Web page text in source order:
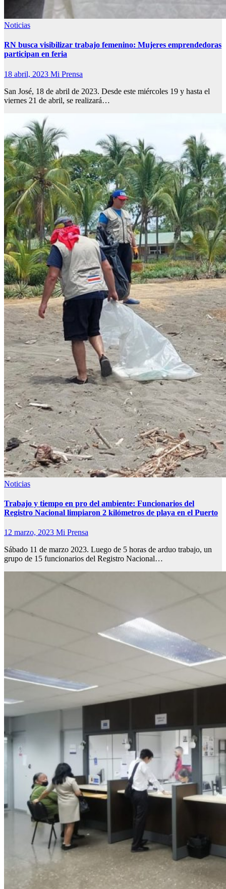
Noticias
RN busca visibilizar trabajo femenino: Mujeres emprendedoras
participan en feria
18 abril, 2023 Mi Prensa
San José, 18 de abril de 2023. Desde este miércoles 19 y hasta el
viernes 21 de abril, se realizará…
Noticias
Trabajo y tiempo en pro del ambiente: Funcionarios del
Registro Nacional limpiaron 2 kilómetros de playa en el Puerto
12 marzo, 2023 Mi Prensa
Sábado 11 de marzo 2023. Luego de 5 horas de arduo trabajo, un
grupo de 15 funcionarios del Registro Nacional…